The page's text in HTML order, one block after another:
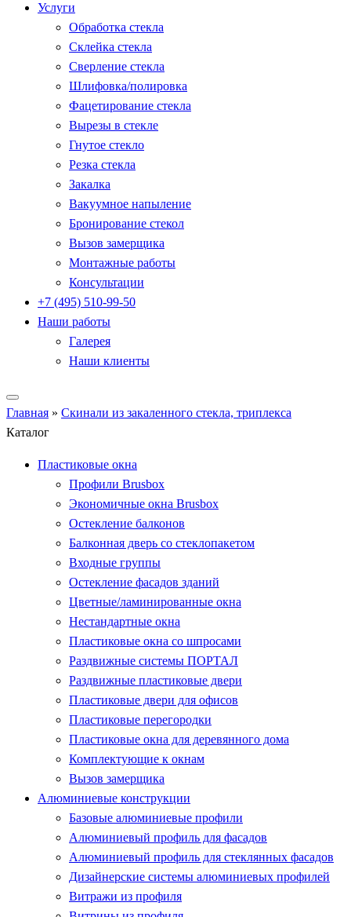
Услуги
Обработка стекла
Склейка стекла
Сверление стекла
Шлифовка/полировка
Фацетирование стекла
Вырезы в стекле
Гнутое стекло
Резка стекла
Закалка
Вакуумное напыление
Бронирование стекол
Вызов замерщика
Монтажные работы
Консультации
+7 (495) 510-99-50
Наши работы
Галерея
Наши клиенты
Главная » Скинали из закаленного стекла, триплекса
Каталог
Пластиковые окна
Профили Brusbox
Экономичные окна Brusbox
Остекление балконов
Балконная дверь со стеклопакетом
Входные группы
Остекление фасадов зданий
Цветные/ламинированные окна
Нестандартные окна
Пластиковые окна со шпросами
Раздвижные системы ПОРТАЛ
Раздвижные пластиковые двери
Пластиковые двери для офисов
Пластиковые перегородки
Пластиковые окна для деревянного дома
Комплектующие к окнам
Вызов замерщика
Алюминиевые конструкции
Базовые алюминиевые профили
Алюминиевый профиль для фасадов
Алюминиевый профиль для стеклянных фасадов
Дизайнерские системы алюминиевых профилей
Витражи из профиля